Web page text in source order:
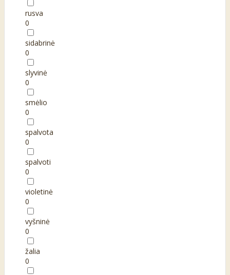
rusva
0
sidabrinė
0
slyvinė
0
smėlio
0
spalvota
0
spalvoti
0
violetinė
0
vyšninė
0
žalia
0